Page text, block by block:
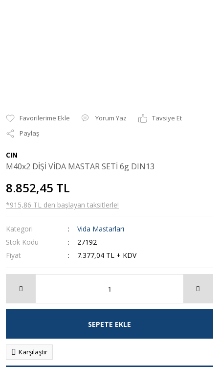
Yorum Yaz
Tavsiye Et
Paylaş
CIN
M40x2 DİŞİ VİDA MASTAR SETİ 6g DIN13
8.852,45 TL
*915,86 TL den başlayan taksitlerle!
Kategori
Vida Mastarları
Stok Kodu
27192
Fiyat
7.377,04 TL + KDV
SEPETE EKLE
Karşılaştır